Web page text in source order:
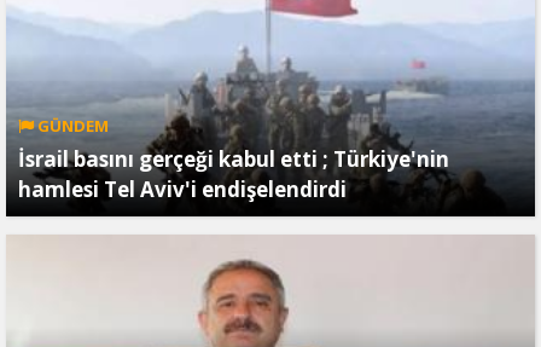
GÜNDEM
İsrail basını gerçeği kabul etti ; Türkiye'nin
hamlesi Tel Aviv'i endişelendirdi